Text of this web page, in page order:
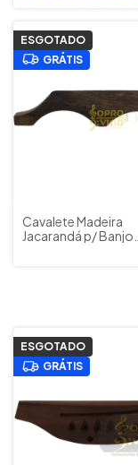
ESGOTADO
GRÁTIS
Cavalete Madeira
Jacarandá p/ Banjo
ESGOTADO
GRÁTIS